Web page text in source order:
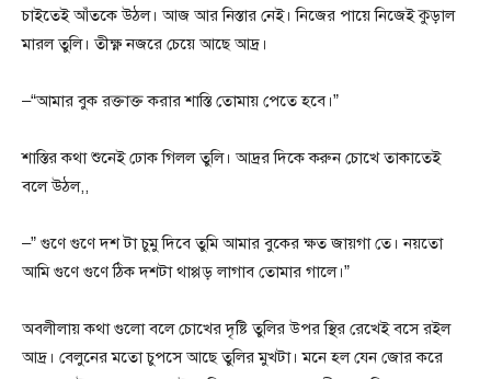
চাইতেই আঁতকে উঠল। আজ আর নিস্তার নেই। নিজের পায়ে নিজেই কুড়াল
মারল তুলি। তীক্ষ্ণ নজরে চেয়ে আছে আদ্র।
–“আমার বুক রক্তাক্ত করার শাস্তি তোমায় পেতে হবে।”
শাস্তির কথা শুনেই ঢোক গিলল তুলি। আদ্রর দিকে করুন চোখে তাকাতেই
বলে উঠল,,
–” গুণে গুণে দশ টা চুমু দিবে তুমি আমার বুকের ক্ষত জায়গা তে। নয়তো
আমি গুণে গুণে ঠিক দশটা থাপ্পড় লাগাব তোমার গালে।”
অবলীলায় কথা গুলো বলে চোখের দৃষ্টি তুলির উপর স্থির রেখেই বসে রইল
আদ্র। বেলুনের মতো চুপসে আছে তুলির মুখটা। মনে হল যেন জোর করে